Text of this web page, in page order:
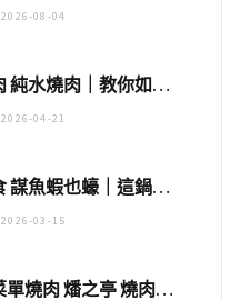
2026-08-04
桃園燒肉 純水燒肉｜教你如何優惠吃日本A5和牛各種部位，私房菜誠意吃好吃滿
2026-04-21
林口美食 謀魚蝦也蠔｜這鍋太狂！「蟹老闆派對鍋」10多種海鮮浮誇上桌，壽星再送生食摩天輪！
2026-03-15
台北無菜單燒肉 燔之亭 燒肉場｜延吉街的 $980個人無菜單「雞」料理～